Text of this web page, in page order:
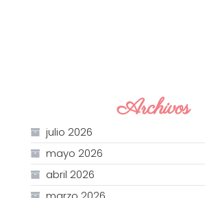
Archivos
julio 2026
mayo 2026
abril 2026